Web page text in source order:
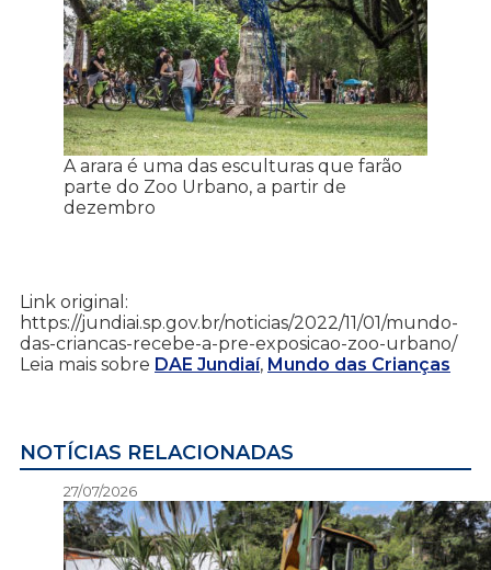
A arara é uma das esculturas que farão
parte do Zoo Urbano, a partir de
dezembro
Link original:
https://jundiai.sp.gov.br/noticias/2022/11/01/mundo-
das-criancas-recebe-a-pre-exposicao-zoo-urbano/
Leia mais sobre DAE Jundiaí, Mundo das Crianças
NOTÍCIAS RELACIONADAS
27/07/2026